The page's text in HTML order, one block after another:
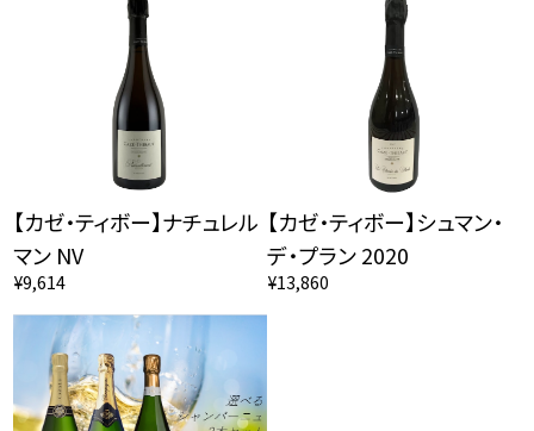
【カゼ・ティボー】ナチュレル
マン NV
¥9,614
【カゼ・ティボー】シュマン・
デ・プラン 2020
¥13,860